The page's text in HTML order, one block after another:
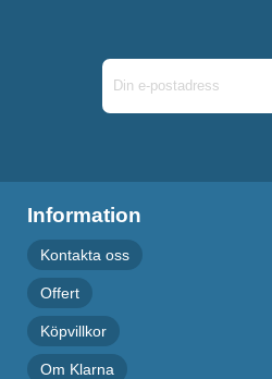
Information
Kontakta oss
Offert
Köpvillkor
Om Klarna